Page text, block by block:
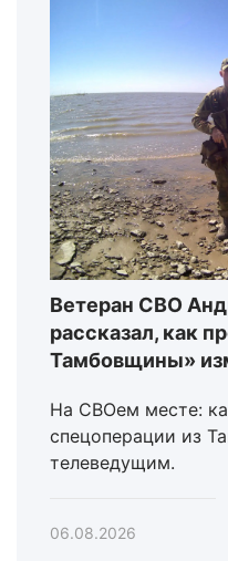
Ветеран СВО
рассказал, как
Тамбовщины»
На СВОем месте:
спецоперации из
телеведущим.
06.08.2026